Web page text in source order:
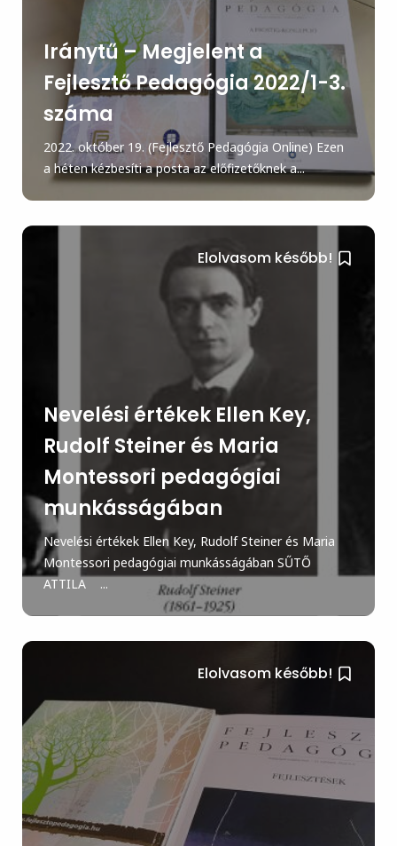
Iránytű – Megjelent a
Fejlesztő Pedagógia 2022/1-3.
száma
2022. október 19. (Fejlesztő Pedagógia Online) Ezen
a héten kézbesíti a posta az előfizetőknek a...
Elolvasom később!
Nevelési értékek Ellen Key,
Rudolf Steiner és Maria
Montessori pedagógiai
munkásságában
Nevelési értékek Ellen Key, Rudolf Steiner és Maria
Montessori pedagógiai munkásságában SŰTŐ
ATTILA ...
Elolvasom később!